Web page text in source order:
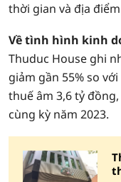
thời gian và địa
Về tình hình kinh
Thuduc House ghi
giảm gần 55% so
thuế âm 3,6 tỷ
cùng kỳ năm 2023.